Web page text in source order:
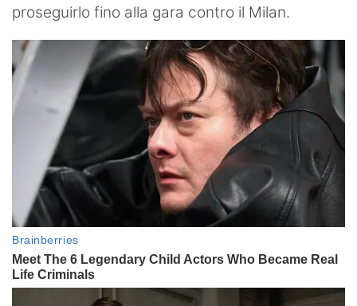
proseguirlo fino alla gara contro il Milan.